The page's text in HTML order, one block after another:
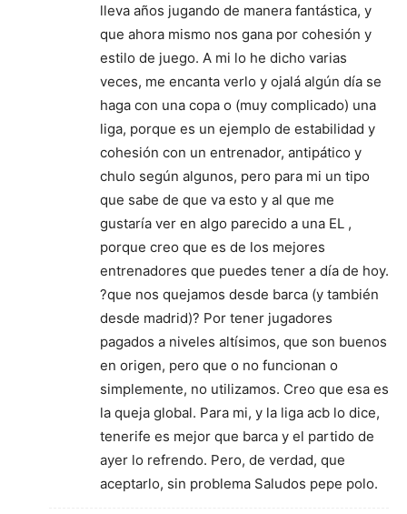
lleva años jugando de manera fantástica, y
que ahora mismo nos gana por cohesión y
estilo de juego. A mi lo he dicho varias
veces, me encanta verlo y ojalá algún día se
haga con una copa o (muy complicado) una
liga, porque es un ejemplo de estabilidad y
cohesión con un entrenador, antipático y
chulo según algunos, pero para mi un tipo
que sabe de que va esto y al que me
gustaría ver en algo parecido a una EL ,
porque creo que es de los mejores
entrenadores que puedes tener a día de hoy.
?que nos quejamos desde barca (y también
desde madrid)? Por tener jugadores
pagados a niveles altísimos, que son buenos
en origen, pero que o no funcionan o
simplemente, no utilizamos. Creo que esa es
la queja global. Para mi, y la liga acb lo dice,
tenerife es mejor que barca y el partido de
ayer lo refrendo. Pero, de verdad, que
aceptarlo, sin problema Saludos pepe polo.